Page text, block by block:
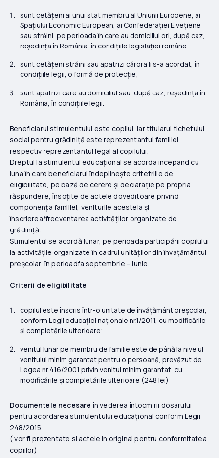
sunt cetățeni ai unui stat membru al Uniunii Europene, ai
Spațiului Economic European, ai Confederației Elvețiene
sau străini, pe perioada în care au domiciliul ori, după caz,
reședința în România, în condițiile legislației române;
sunt cetățeni străini sau apatrizi cărora li s-a acordat, în
condițiile legii, o formă de protecție;
sunt apatrizi care au domiciliul sau, după caz, reședința în
România, în condițiile legii.
Beneficiarul stimulentului este copilul, iar titularul tichetului
social pentru grădiniță este reprezentantul familiei,
respectiv reprezentantul legal al copilului.
Dreptul la stimulentul educațional se acorda începând cu
luna în care beneficiarul îndeplinește critetriile de
eligibilitate, pe bază de cerere și declarație pe propria
răspundere, însoțite de actele doveditoare privind
componența familiei, veniturile acesteia și
înscrierea/frecventarea activităților organizate de
grădiniță.
Stimulentul se acordă lunar, pe perioada participării copilului
la activitățile organizate în cadrul unităților din învațământul
preșcolar, în perioadfa septembrie – iunie.
Criterii de eligibilitate:
copilul este înscris într-o unitate de învățământ preșcolar,
conform Legii educației naționale nr.1/2011, cu modificările
și completările ulterioare;
venitul lunar pe membru de familie este de până la nivelul
venitului minim garantat pentru o persoană, prevăzut de
Legea nr.416/2001 privin venitul minim garantat, cu
modificările și completările ulterioare (248 lei)
Documentele necesare în vederea întocmirii dosarului
pentru acordarea stimulentului educațional conform Legii
248/2015
( vor fi prezentate si actele in original pentru conformitatea
copiilor)